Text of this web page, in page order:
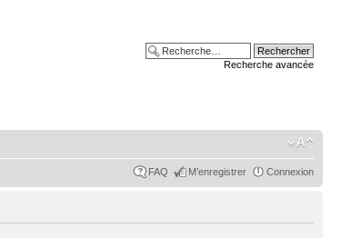
Recherche avancée
FAQ M’enregistrer Connexion